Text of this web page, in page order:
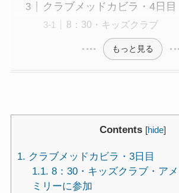
クラブメッドカビラ・4日目
8：30・キッズクラブ
もっと見る
Contents [hide]
1. クラブメッドカビラ・3日目
1.1. 8：30・キッズクラブ・ア
ミリーに参加